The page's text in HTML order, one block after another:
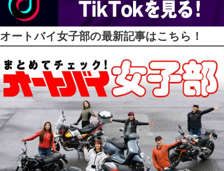
オートバイ女子部の最新記事はこちら！